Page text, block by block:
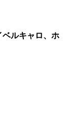
ルキャロ、ホ